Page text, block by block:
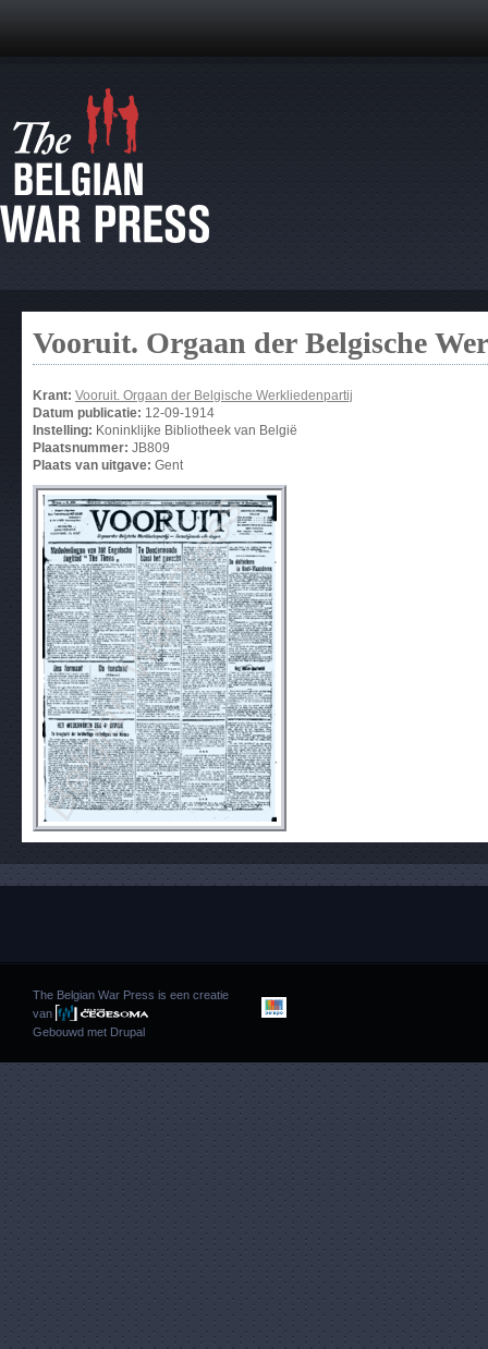
Vooruit. Orgaan der Belgische
Krant: Vooruit. Orgaan der Belgische Werkliedenpartij
Datum publicatie: 12-09-1914
Instelling: Koninklijke Bibliotheek van België
Plaatsnummer: JB809
Plaats van uitgave: Gent
The Belgian War Press is een creatie
van
Gebouwd met Drupal